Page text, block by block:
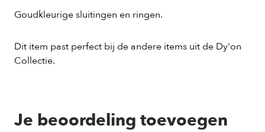
Goudkleurige sluitingen en ringen.
Dit item past perfect bij de andere items uit de Dy'on
Collectie.
Je beoordeling toevoegen